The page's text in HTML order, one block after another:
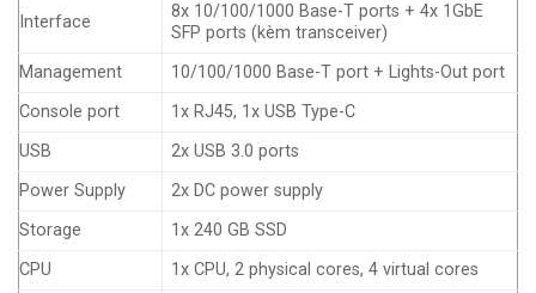
Interface
8x 10/100/1000 Base-T ports + 4x 1GbE
SFP ports (kèm transceiver)
Management
10/100/1000 Base-T port + Lights-Out port
Console port
1x RJ45, 1x USB Type-C
USB
2x USB 3.0 ports
Power Supply
2x DC power supply
Storage
1x 240 GB SSD
CPU
1x CPU, 2 physical cores, 4 virtual cores